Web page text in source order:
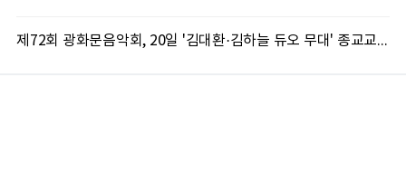
제72회 광화문음악회, 20일 '김대환·김하늘 듀오 무대' 종교교회서 무료 개최